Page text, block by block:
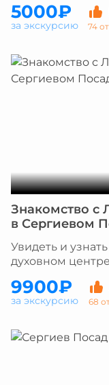
5000₽
74
за экскурсию
Знакомство с
в Сергиевом
Увидеть и
духовном
9900₽
68
за экскурсию